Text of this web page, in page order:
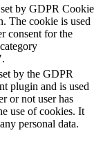
by GDPR Cookie
The cookie is used
consent for the
by the GDPR
plugin and is used
or not user has
use of cookies. It
personal data.